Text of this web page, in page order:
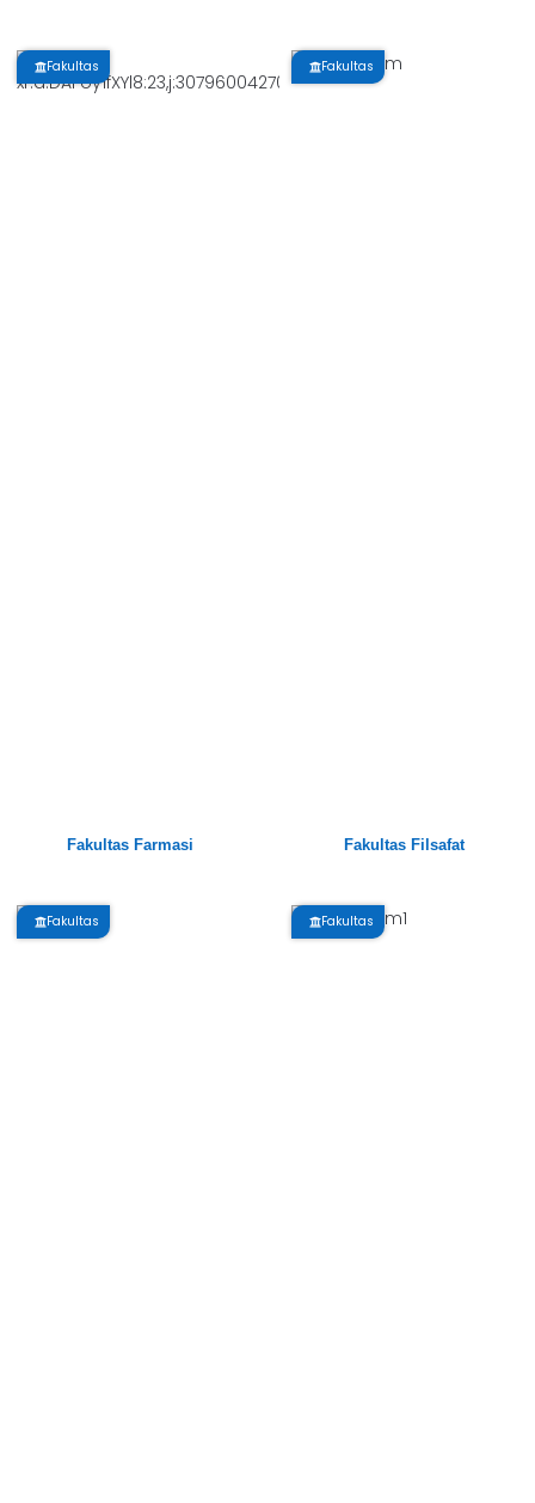
Fakultas
Fakultas Farmasi
Fakultas
Fakultas Filsafat
Fakultas Fakultas